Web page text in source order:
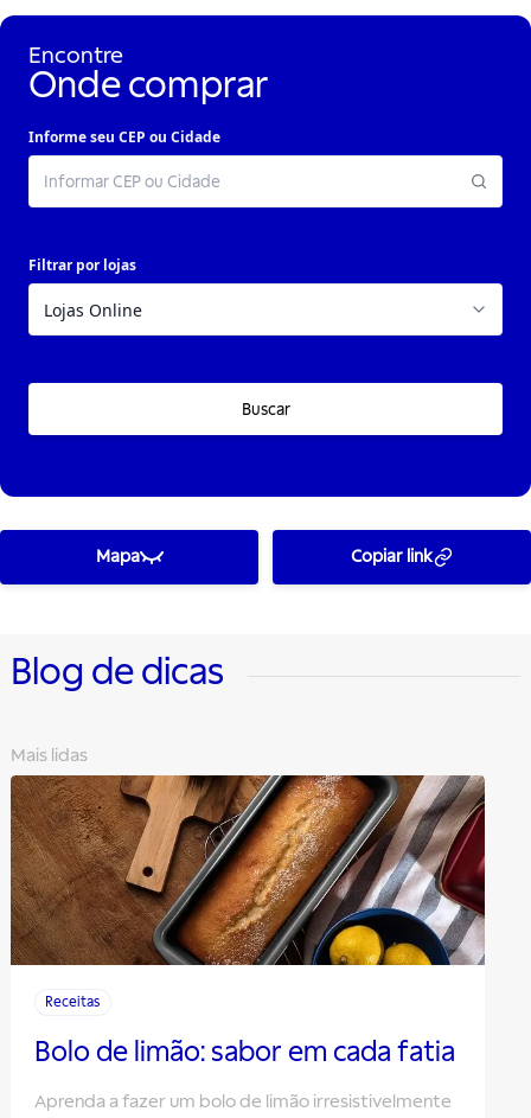
Encontre
Onde comprar
Informe seu CEP ou Cidade
Filtrar por lojas
Buscar
Mapa Copiar link
Blog de dicas
Mais lidas
Receitas
Bolo de limão: sabor em cada fatia
Aprenda a fazer um bolo de limão irresistivelmente